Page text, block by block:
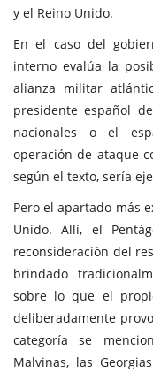
y el Reino Unido.
En el caso del
interno evalúa la
alianza militar
presidente español
nacionales o el
operación de ataque
según el texto, sería
Pero el apartado más
Unido. Allí, el
reconsideración del
brindado
sobre lo que el
deliberadamente
categoría se
Malvinas, las